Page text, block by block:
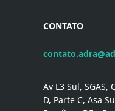
CONTATO
Av L3 Sul,
D, Parte C, Asa